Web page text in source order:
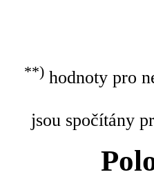
**)hodnoty pro
jsou spočítány